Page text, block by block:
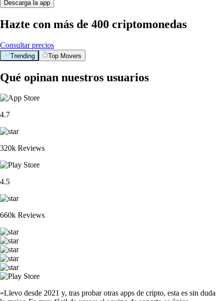
Descarga la app
Hazte con más de 400 criptomonedas
Consultar precios
Trending Top Movers
Qué opinan nuestros usuarios
4.7
320k Reviews
4.5
660k Reviews
«Llevo desde 2021 y, tras probar otras apps de cripto, esta es sin duda